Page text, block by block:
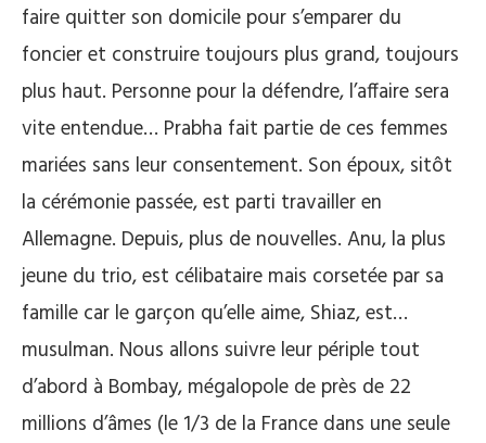
faire quitter son domicile pour s’emparer du
foncier et construire toujours plus grand, toujours
plus haut. Personne pour la défendre, l’affaire sera
vite entendue… Prabha fait partie de ces femmes
mariées sans leur consentement. Son époux, sitôt
la cérémonie passée, est parti travailler en
Allemagne. Depuis, plus de nouvelles. Anu, la plus
jeune du trio, est célibataire mais corsetée par sa
famille car le garçon qu’elle aime, Shiaz, est…
musulman. Nous allons suivre leur périple tout
d’abord à Bombay, mégalopole de près de 22
millions d’âmes (le 1/3 de la France dans une seule